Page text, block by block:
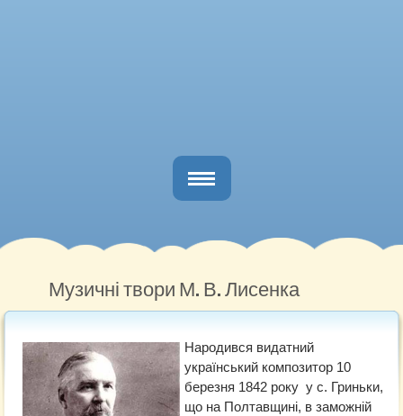
Головна
Нотна грамота
Методичні роботи
Музичний словник
Рекомендуємо
Музичні твори М. В. Лисенка
Народився видатний
український композитор 10
березня 1842 року у с. Гриньки,
що на Полтавщині, в заможній